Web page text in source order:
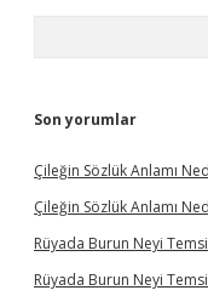
Son yorumlar
Çileğin Sözlük Anlamı
Çileğin Sözlük Anlamı
Rüyada Burun Neyi
Rüyada Burun Neyi